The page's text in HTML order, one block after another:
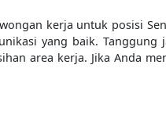
kerja untuk posisi
yang baik.
area kerja. Jika Anda